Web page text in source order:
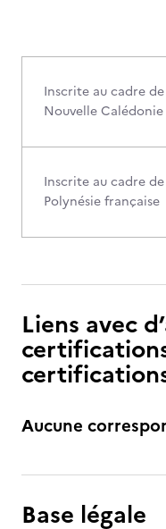
Inscrite au cadre
Nouvelle Calédonie
Inscrite au cadre
Polynésie française
Liens avec
Aucune
Base légale